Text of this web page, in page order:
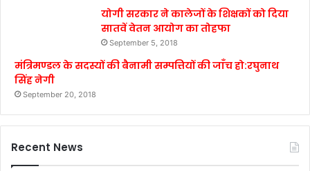
योगी सरकार ने कालेजों के शिक्षकों को दिया
सातवें वेतन आयोग का तोहफा
September 5, 2018
मंत्रिमण्डल के सदस्यों की बैनामी सम्पत्तियों की जाँच हो:रघुनाथ
सिंह नेगी
September 20, 2018
Recent News